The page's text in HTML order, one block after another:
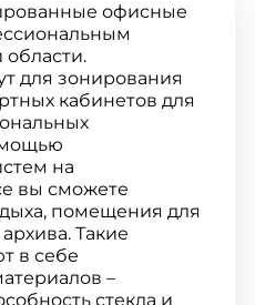
офисные
для зонирования
кабинетов для
на
вы сможете
помещения для
Такие
в себе
–
стекла и